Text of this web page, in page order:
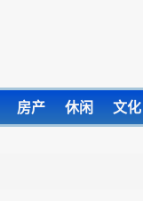
房产 休闲 文化